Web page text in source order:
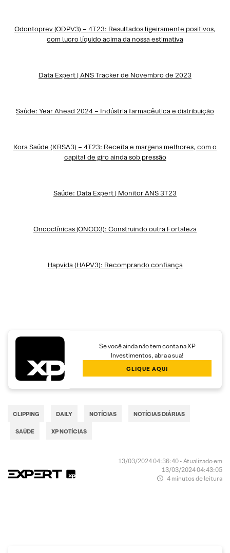
Odontoprev (ODPV3) – 4T23: Resultados ligeiramente positivos,
com lucro líquido acima da nossa estimativa
Data Expert | ANS Tracker de Novembro de 2023
Saúde: Year Ahead 2024 – Indústria farmacêutica e distribuição
Kora Saúde (KRSA3) – 4T23: Receita e margens melhores, com o
capital de giro ainda sob pressão
Saúde: Data Expert | Monitor ANS 3T23
Oncoclínicas (ONCO3): Construindo outra Fortaleza
Hapvida (HAPV3): Recomprando confiança
Se você ainda não tem conta na XP
Investimentos, abra a sua!
CLIQUE AQUI
CLIPPING DAILY NOTÍCIAS NOTÍCIAS DIÁRIAS
SAÚDE XP NOTÍCIAS
13/03/2024 04:36:40 • Atualizado em
13/03/2024 04:43:05
4 minutos de leitura